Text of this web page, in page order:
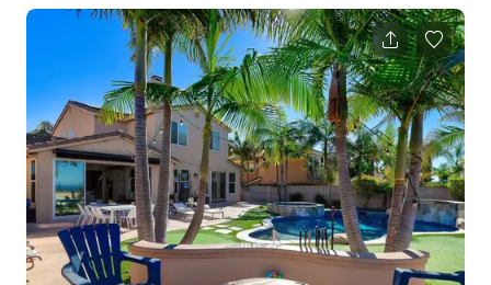
Carrillo. Des sentiers de randonnée entourent la propriété et
sont facilement accessibles. Excellent emplacement pour tous
types d'événements, douches nuptiales, baby showers, fêtes
de bébé, fêtes d'entreprise et mariages. Comme la propriété
est